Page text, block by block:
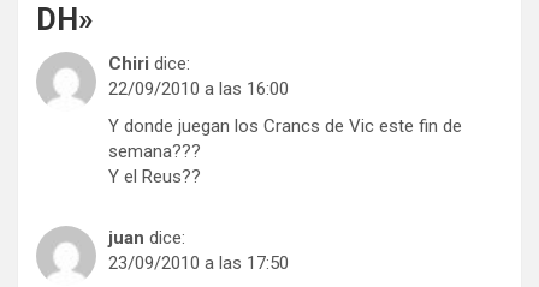
DH »
Chiri dice:
22/09/2010 a las 16:00
Y donde juegan los Crancs de Vic este fin de
semana???
Y el Reus??
juan dice:
23/09/2010 a las 17:50